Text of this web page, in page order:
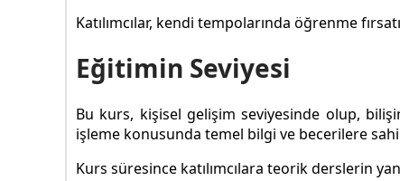
Katılımcılar, kendi tempolarında öğrenme
Eğitimin Seviyesi
Bu kurs, kişisel gelişim seviyesinde olup,
işleme konusunda temel bilgi ve becerilere
Kurs süresince katılımcılara teorik derslerin